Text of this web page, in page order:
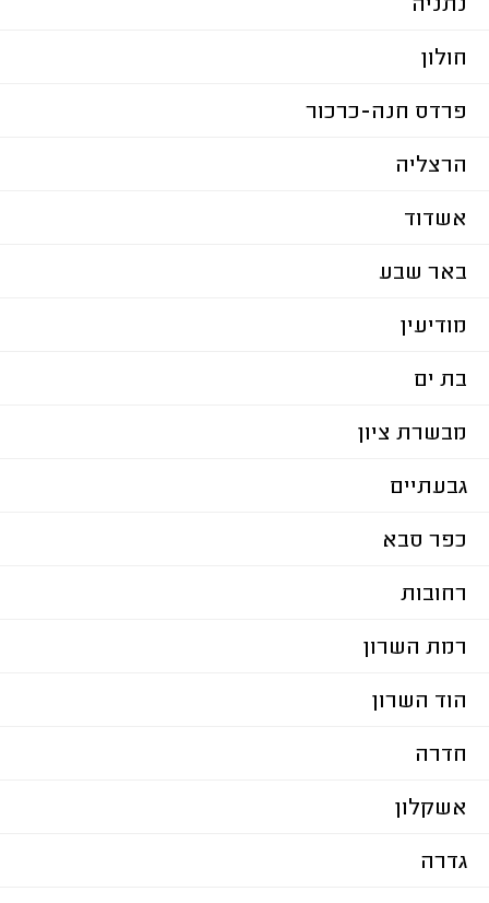
נתניה
חולון
פרדס חנה-כרכור
הרצליה
אשדוד
באר שבע
מודיעין
בת ים
מבשרת ציון
גבעתיים
כפר סבא
רחובות
רמת השרון
הוד השרון
חדרה
אשקלון
גדרה